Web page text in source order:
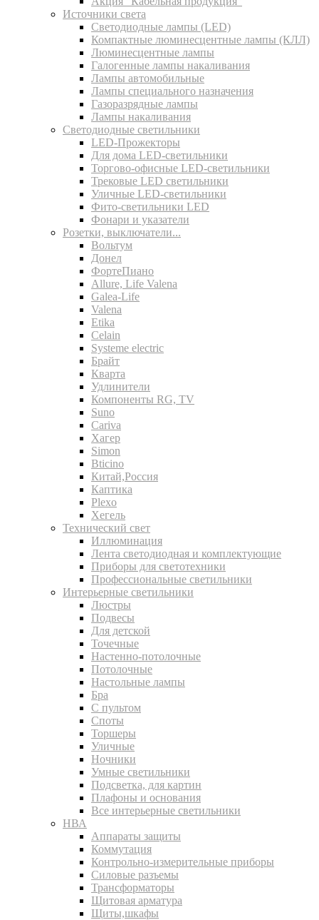
Источники света
Светодиодные лампы (LED)
Компактные люминесцентные лампы (КЛЛ)
Люминесцентные лампы
Галогенные лампы накаливания
Лампы автомобильные
Лампы специального назначения
Газоразрядные лампы
Лампы накаливания
Светодиодные светильники
LED-Прожекторы
Для дома LED-светильники
Торгово-офисные LED-светильники
Трековые LED светильники
Уличные LED-светильники
Фито-светильники LED
Фонари и указатели
Розетки, выключатели...
Вольтум
Донел
ФортеПиано
Allure, Life Valena
Galea-Life
Valena
Etika
Celain
Systeme electric
Брайт
Кварта
Удлинители
Компоненты RG, TV
Suno
Cariva
Хагер
Simon
Bticino
Китай,Россия
Каптика
Plexo
Хегель
Технический свет
Иллюминация
Лента светодиодная и комплектующие
Приборы для светотехники
Профессиональные светильники
Интерьерные светильники
Люстры
Подвесы
Для детской
Точечные
Настенно-потолочные
Потолочные
Настольные лампы
Бра
С пультом
Споты
Торшеры
Уличные
Ночники
Умные светильники
Подсветка, для картин
Плафоны и основания
Все интерьерные светильники
НВА
Аппараты защиты
Коммутация
Контрольно-измерительные приборы
Силовые разъемы
Трансформаторы
Щитовая арматура
Щиты,шкафы